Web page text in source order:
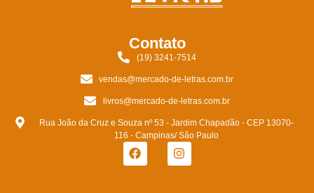
Contato
(19) 3241-7514
vendas@mercado-de-letras.com.br
livros@mercado-de-letras.com.br
Rua João da Cruz e Souza nº 53 - Jardim Chapadão - CEP 13070-
116 - Campinas/ São Paulo